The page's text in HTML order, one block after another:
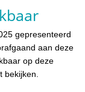
gepresenteerd
aan deze
op deze